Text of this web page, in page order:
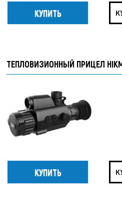
ТЕПЛОВИЗИОННЫЙ ПРИЦЕЛ